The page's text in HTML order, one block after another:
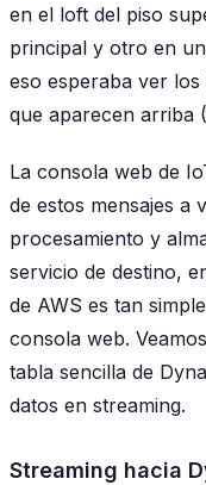
en el loft del piso
principal y otro en
eso esperaba ver los
que aparecen arriba
La consola web de
de estos mensajes a
procesamiento y
servicio de destino,
de AWS es tan
consola web.
tabla sencilla de
datos en streaming.
Streaming hacia